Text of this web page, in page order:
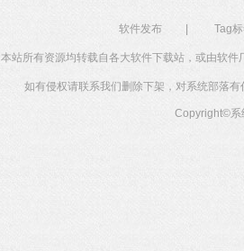
软件发布 | Tag
本站所有资源均转载自各大软件下载站，或由软
如有侵权请联系我们删除下架，对系统部落
Copyright©系